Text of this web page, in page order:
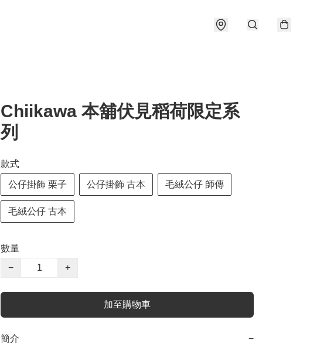
Chiikawa 本舖伏見稻荷限定系
列
款式
公仔掛飾 栗子 公仔掛飾 古本 毛絨公仔 師傳
毛絨公仔 古本
數量
−
+
加至購物車
簡介 −